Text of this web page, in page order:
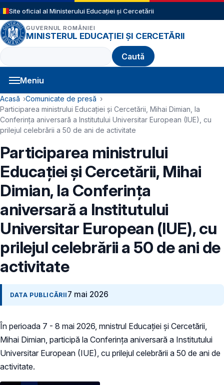
Sari la conținutul principal
Site oficial al Ministerului Educației și Cercetării
GUVERNUL ROMÂNIEI
MINISTERUL EDUCAȚIEI ȘI CERCETĂRII
Caută
Meniu
Navigație principală
Cale de navigare
Acasă
Comunicate de presă
Participarea ministrului Educației și Cercetării, Mihai Dimian, la
Conferința aniversară a Institutului Universitar European (IUE), cu
prilejul celebrării a 50 de ani de activitate
Participarea ministrului
Educației și Cercetării, Mihai
Dimian, la Conferința
aniversară a Institutului
Universitar European (IUE), cu
prilejul celebrării a 50 de ani de
activitate
DATA PUBLICĂRII 7 mai 2026
În perioada 7 - 8 mai 2026, mnistrul Educației și Cercetării,
Mihai Dimian, participă la Conferința aniversară a Institutului
Universitar European (IUE), cu prilejul celebrării a 50 de ani de
activitate.